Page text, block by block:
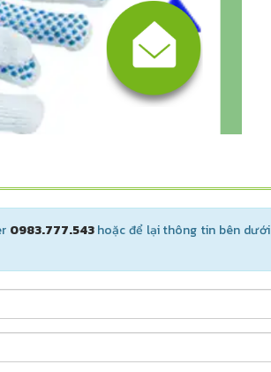
0983.777.543hoặc để lại thông tin bên dưới